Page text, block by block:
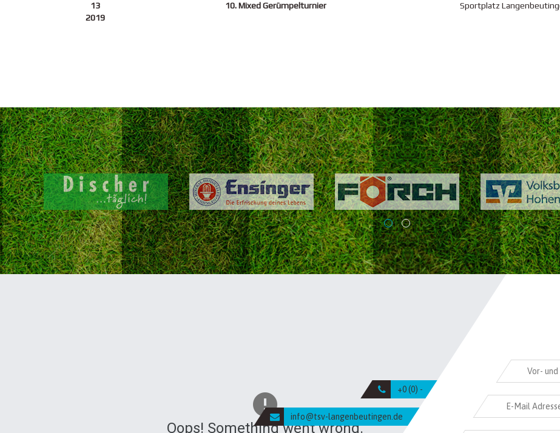
13
2019
10. Mixed Gerümpelturnier Sportplatz
+0 (0) -
info@tsv-langenbeutingen.de
Oops! Something went wrong.